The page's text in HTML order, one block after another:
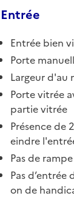
Entrée
Entrée bien
Porte
Largeur d'au
Porte vitrée
partie vitrée
Présence de
eindre
Pas de rampe
Pas
on de